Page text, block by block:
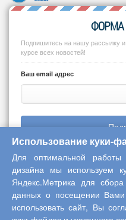
ФОРМА
Подпишитесь на нашу рассылку и
курсе всех новостей!
Ваш email адрес
Copyright © 2013-2026 Центр
плюс»
Использование куки-
Для оптимальной
дизайна мы используем
Яндекс.Метрика для сбора
данных о посещении
использовать сайт, Вы